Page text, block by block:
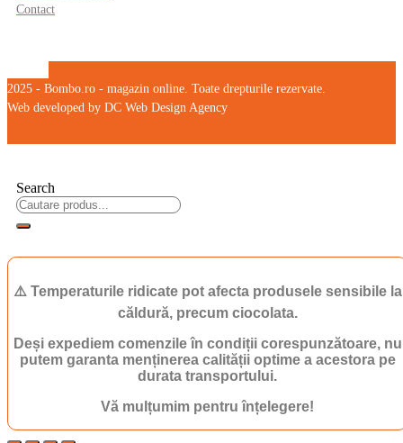
Contact
2025 - Bombo.ro - magazin online. Toate drepturile rezervate.
Web developed by DC Web Design Agency
Search
⚠️ Temperaturile ridicate pot afecta produsele sensibile la
căldură, precum ciocolata.
Deși expediem comenzile în condiții corespunzătoare, nu
putem garanta menținerea calității optime a acestora pe
durata transportului.
Vă mulțumim pentru înțelegere!